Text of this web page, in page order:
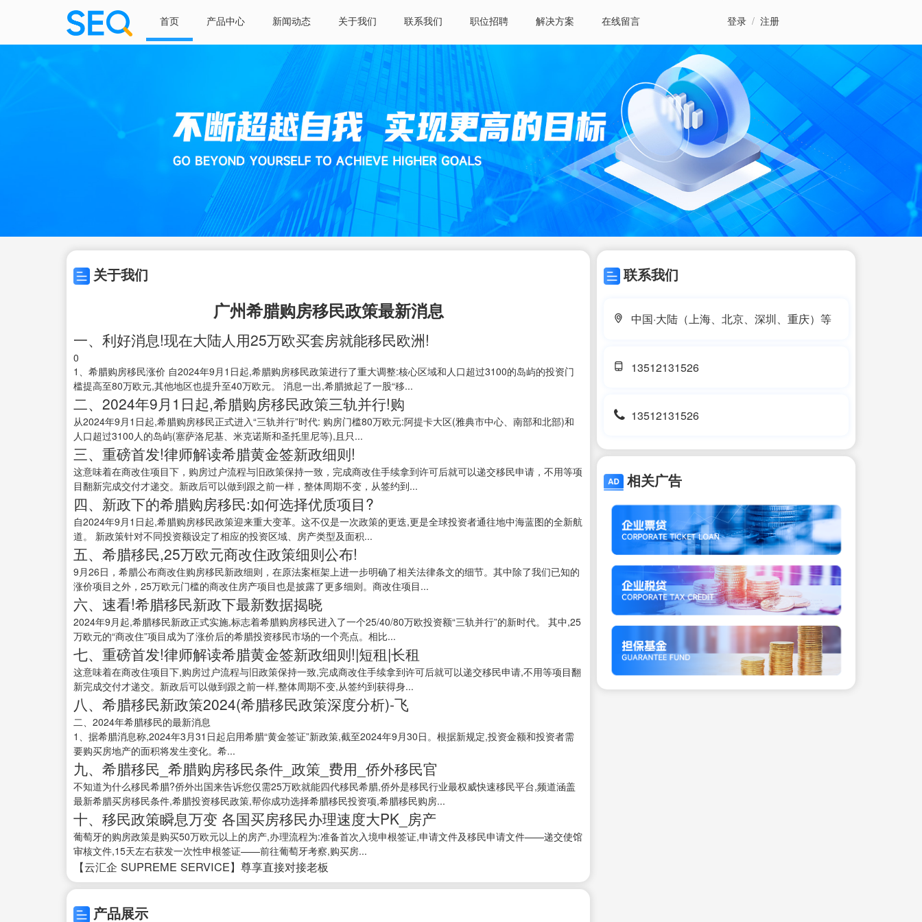
首页 产品中心 新闻动态 关于我们 联系我们 职位招聘 解决方案 在线留言 登录 / 注册
关于我们
广州希腊购房移民政策最新消息
一、利好消息!现在大陆人用25万欧买套房就能移民欧洲!
0
1、希腊购房移民涨价 自2024年9月1日起,希腊购房移民政策进行了重大调整:核心区域和人口超过3100的岛屿的投资门
槛提高至80万欧元,其他地区也提升至40万欧元。 消息一出,希腊掀起了一股“移...
二、2024年9月1日起,希腊购房移民政策三轨并行!购
从2024年9月1日起,希腊购房移民正式进入“三轨并行”时代: 购房门槛80万欧元:阿提卡大区(雅典市中心、南部和北部)和
人口超过3100人的岛屿(塞萨洛尼基、米克诺斯和圣托里尼等),且只...
三、重磅首发!律师解读希腊黄金签新政细则!
这意味着在商改住项目下，购房过户流程与旧政策保持一致，完成商改住手续拿到许可后就可以递交移民申请，不用等项
目翻新完成交付才递交。新政后可以做到跟之前一样，整体周期不变，从签约到...
四、新政下的希腊购房移民:如何选择优质项目?
自2024年9月1日起,希腊购房移民政策迎来重大变革。这不仅是一次政策的更迭,更是全球投资者通往地中海蓝图的全新航
道。 新政策针对不同投资额设定了相应的投资区域、房产类型及面积...
五、希腊移民,25万欧元商改住政策细则公布!
9月26日，希腊公布商改住购房移民新政细则，在原法案框架上进一步明确了相关法律条文的细节。其中除了我们已知的
涨价项目之外，25万欧元门槛的商改住房产项目也是披露了更多细则。商改住项目...
六、速看!希腊移民新政下最新数据揭晓
2024年9月起,希腊移民新政正式实施,标志着希腊购房移民进入了一个25/40/80万欧投资额“三轨并行”的新时代。 其中,25
万欧元的“商改住”项目成为了涨价后的希腊投资移民市场的一个亮点。相比...
七、重磅首发!律师解读希腊黄金签新政细则!|短租|长租
这意味着在商改住项目下,购房过户流程与旧政策保持一致,完成商改住手续拿到许可后就可以递交移民申请,不用等项目翻
新完成交付才递交。新政后可以做到跟之前一样,整体周期不变,从签约到获得身...
八、希腊移民新政策2024(希腊移民政策深度分析)-飞
二、2024年希腊移民的最新消息
1、据希腊消息称,2024年3月31日起启用希腊“黄金签证”新政策,截至2024年9月30日。根据新规定,投资金额和投资者需
要购买房地产的面积将发生变化。希...
九、希腊移民_希腊购房移民条件_政策_费用_侨外移民官
不知道为什么移民希腊?侨外出国来告诉您仅需25万欧就能四代移民希腊,侨外是移民行业最权威快速移民平台,频道涵盖
最新希腊买房移民条件,希腊投资移民政策,帮你成功选择希腊移民投资项,希腊移民购房...
十、移民政策瞬息万变 各国买房移民办理速度大PK_房产
葡萄牙的购房政策是购买50万欧元以上的房产,办理流程为:准备首次入境申根签证,申请文件及移民申请文件——递交使馆
审核文件,15天左右获发一次性申根签证——前往葡萄牙考察,购买房...
【云汇企 SUPREME SERVICE】尊享直接对接老板
产品展示
联系我们
中国·大陆（上海、北京、深圳、重庆）等
13512131526
13512131526
相关广告